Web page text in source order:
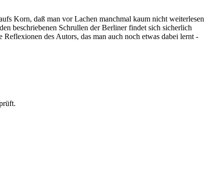
Korn, daß man vor Lachen manchmal kaum nicht weiterlesen
beschriebenen Schrullen der Berliner findet sich sicherlich
des Autors, das man auch noch etwas dabei lernt -